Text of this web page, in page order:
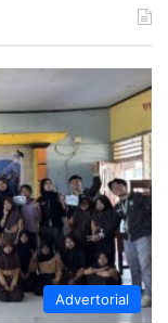
Advertorial